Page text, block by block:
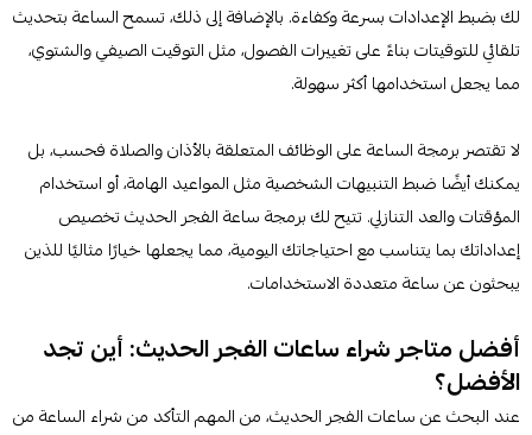
لك بضبط الإعدادات بسرعة وكفاءة. بالإضافة إلى ذلك، تسمح الساعة بتحديث
تلقائي للتوقيتات بناءً على تغييرات الفصول، مثل التوقيت الصيفي والشتوي،
مما يجعل استخدامها أكثر سهولة.
لا تقتصر برمجة الساعة على الوظائف المتعلقة بالأذان والصلاة فحسب، بل
يمكنك أيضًا ضبط التنبيهات الشخصية مثل المواعيد الهامة، أو استخدام
المؤقتات والعد التنازلي. تتيح لك برمجة ساعة الفجر الحديث تخصيص
إعداداتك بما يتناسب مع احتياجاتك اليومية، مما يجعلها خيارًا مثاليًا للذين
يبحثون عن ساعة متعددة الاستخدامات.
أفضل متاجر شراء ساعات الفجر الحديث: أين تجد
الأفضل؟
عند البحث عن ساعات الفجر الحديث، من المهم التأكد من شراء الساعة من